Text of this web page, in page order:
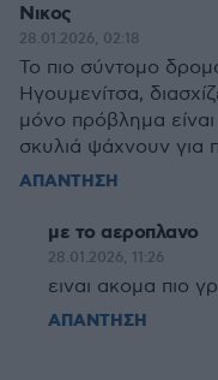
Νικος
28.01.2026, 02:18
Το πιο σύντομο
Ηγουμενίτσα,
μόνο πρόβλημα είναι
σκυλιά ψάχνουν για
ΑΠΑΝΤΗΣΗ
με το αεροπλανο
28.01.2026, 11:26
ειναι ακομα πιο
ΑΠΑΝΤΗΣΗ